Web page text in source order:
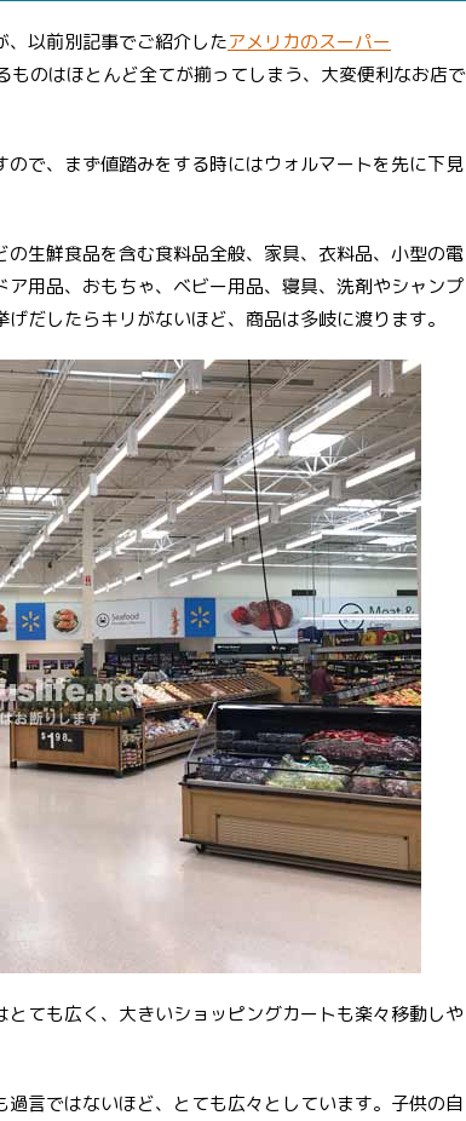
以前別記事でご紹介したアメリカのスーパー
ものはほとんど全てが揃ってしまう、大変便利なお店で
で、まず値踏みをする時にはウォルマートを先に下見
生鮮食品を含む食料品全般、家具、衣料品、小型の電
用品、おもちゃ、ベビー用品、寝具、洗剤やシャンプ
だしたらキリがないほど、商品は多岐に渡ります。
ても広く、大きいショッピングカートも楽々移動しや
言ではないほど、とても広々としています。子供の自